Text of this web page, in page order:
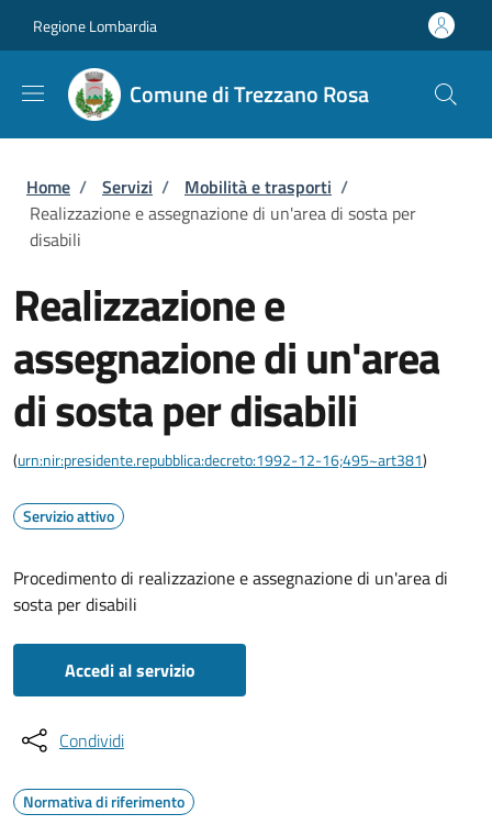
Regione Lombardia
Comune di Trezzano Rosa
Briciole di pane
Home / Servizi / Mobilità e trasporti /
Realizzazione e assegnazione di un'area di sosta per
disabili
Realizzazione e
assegnazione di un'area
di sosta per disabili
(urn:nir:presidente.repubblica:decreto:1992-12-16;495~art381)
Servizio attivo
Procedimento di realizzazione e assegnazione di un'area di
sosta per disabili
Accedi al servizio
Condividi
Normativa di riferimento